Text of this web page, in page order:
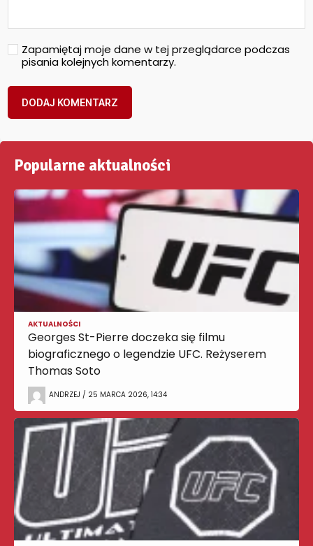
Zapamiętaj moje dane w tej przeglądarce podczas
pisania kolejnych komentarzy.
Popularne aktualności
AKTUALNOŚCI
Georges St-Pierre doczeka się filmu
biograficznego o legendzie UFC. Reżyserem
Thomas Soto
ANDRZEJ / 25 MARCA 2026, 14:34